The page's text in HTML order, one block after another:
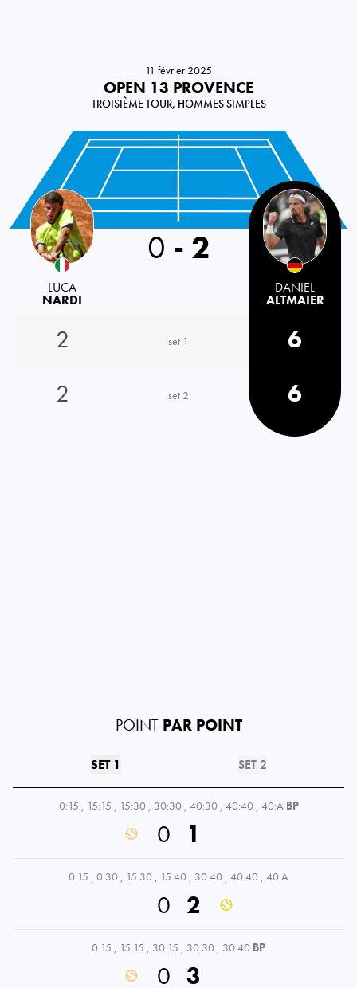
11 février 2025
OPEN 13 PROVENCE
TROISIÈME TOUR, HOMMES SIMPLES
Italy
LUCA
NARDI
0 - 2
DANIEL
ALTMAIER
2 set 1
6
2
set 2 6
POINT PAR POINT
SET 1 SET 2
0:15 , 15:15 , 15:30 , 30:30 , 40:30 , 40:40 , 40:A BP
0 1
0:15 , 0:30 , 15:30 , 15:40 , 30:40 , 40:40 , 40:A
0 2
0:15 , 15:15 , 30:15 , 30:30 , 30:40 BP
0 3